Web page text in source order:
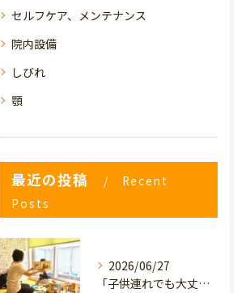
セルフケア、メンテナンス
院内設備
しびれ
顎
最近の投稿
Recent
Posts
2026/06/27
「子供連れでも大丈夫？」産後の腰痛・体型崩れに悩むママが、プライミー鍼灸整骨院を選ぶ3つの理由